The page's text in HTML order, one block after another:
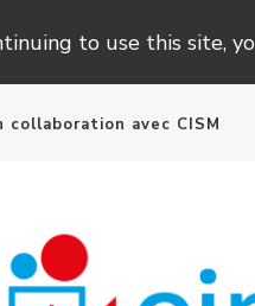
to use this site,
collaboration avec CISM